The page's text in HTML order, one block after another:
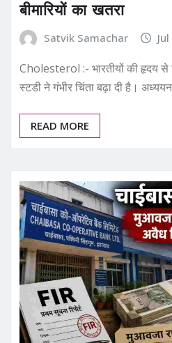
बीमारियों का खतरा
Satvik Samachar
Cholesterol :- भारतीयों की हृदय
स्टडी ने गंभीर चिंता बढ़ा दी है।
READ MORE